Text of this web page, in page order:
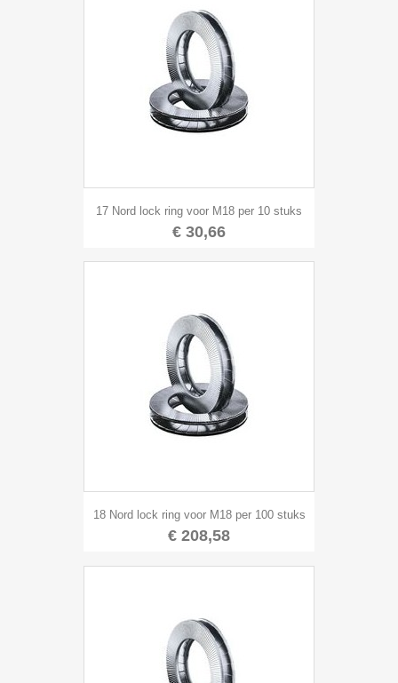
17 Nord lock ring voor M18 per 10 stuks
€ 30,66
18 Nord lock ring voor M18 per 100 stuks
€ 208,58